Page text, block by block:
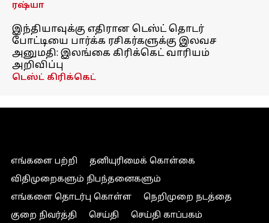
ரஷ்யா
இந்தியாவுக்கு எதிரான டெஸ்ட் தொடர்
போட்டியை பார்க்க ரசிகர்களுக்கு இலவச
அனுமதி: இலங்கை கிரிக்கெட் வாரியம்
அறிவிப்பு
டெஸ்ட் கிரிக்கெட்
எங்களை பற்றி
தனியுரிமைக் கொள்கை
விதிமுறைகளும் நிபந்தனைகளும்
எங்களை தொடர்பு கொள்ள
நெறிமுறை நடத்தை
குறை நிவர்த்தி
செய்தி செய்தி காப்பகம்